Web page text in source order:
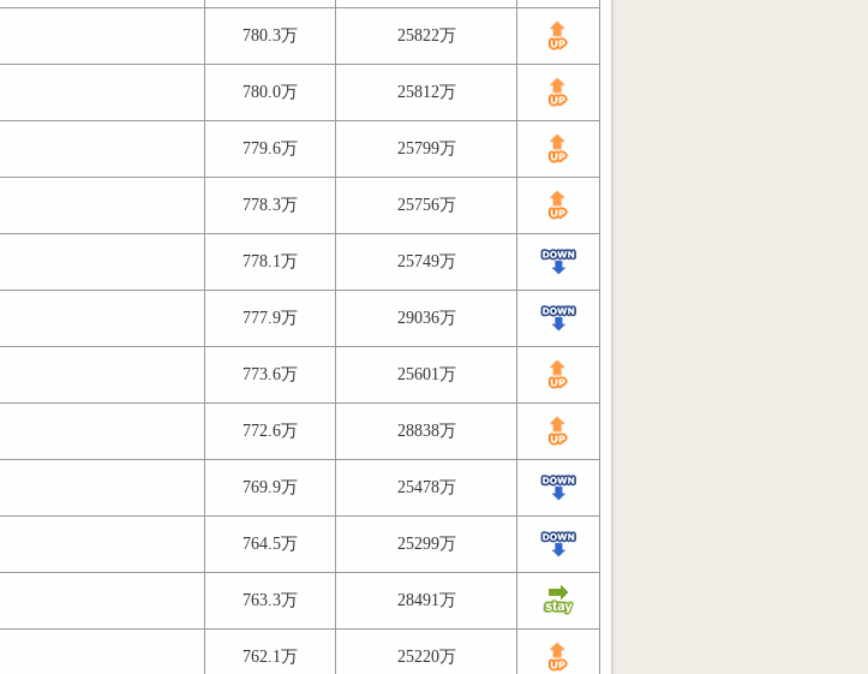
780.3万 25822万
780.0万 25812万
779.6万 25799万
778.3万 25756万
778.1万 25749万
777.9万 29036万
773.6万 25601万
772.6万 28838万
769.9万 25478万
764.5万 25299万
763.3万 28491万
762.1万 25220万